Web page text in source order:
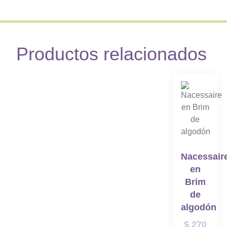
Productos relacionados
en
Brim
de
algodón
$270